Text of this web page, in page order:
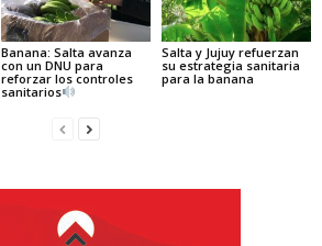
Banana: Salta avanza
con un DNU para
reforzar los controles
sanitarios
Salta y Jujuy refuerzan
su estrategia sanitaria
para la banana